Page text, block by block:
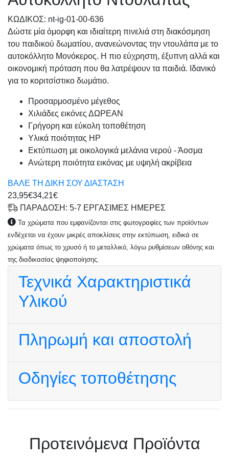
KΩΔΙΚΟΣ: nt-ig-01-00-636
Δώστε μία όμορφη και ιδιαίτερη πινελιά στη διακόσμηση
του παιδικού δωματίου, ανανεώνοντας την ντουλάπα με το
αυτοκόλλητο Μονόκερος. Η πιο εύχρηστη, έξυπνη αλλά και
οικονομική πρόταση που θα λατρέψουν τα παιδιά. Ιδανικό
για το κοριτσίστικο δωμάτιο.
Προσαρμοσμένo μέγεθος
Χιλιάδες εικόνες ΔΩΡΕΑΝ
Γρήγορη και εύκολη τοποθέτηση
Υλικά ποιότητας HP
Εκτύπωση με οικολογικά μελάνια νερού - Άοσμα
Ανώτερη ποιότητα εικόνας με υψηλή ακρίβεια
ΒΑΛΕ ΤΗ ΔΙΚΗ ΣΟΥ ΔΙΑΣΤΑΣΗ
23,95€34,21€
ΠΑΡΑΔΟΣΗ: 5-7 ΕΡΓΑΣΙΜΕΣ ΗΜΕΡΕΣ
Τα χρώματα που εμφανίζονται στις φωτογραφίες των προϊόντων
ενδέχεται να έχουν μικρές αποκλίσεις στην εκτύπωση, ειδικά σε
χρώματα όπως το χρυσό ή το μεταλλικό, λόγω ρυθμίσεων οθόνης και
της διαδικασίας ψηφιοποίησης.
Τεχνικά Χαρακτηριστικά
Υλικού
Πληρωμή και αποστολή
Οδηγίες τοποθέτησης
Πρoτεινόμενα Προϊόντα